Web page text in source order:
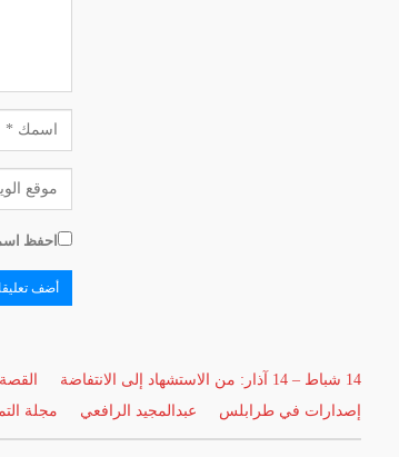
احفظ
14 شباط – 14 آذار: من الاستشهاد إلى الانتفاضة
إصدارات في طرابلس
عبدالمجيد الرافعي مجلة